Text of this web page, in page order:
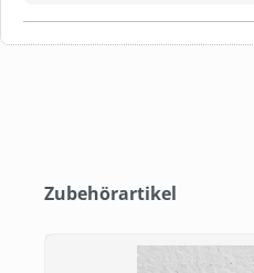
Produktgalerie überspringen
Zubehörartikel